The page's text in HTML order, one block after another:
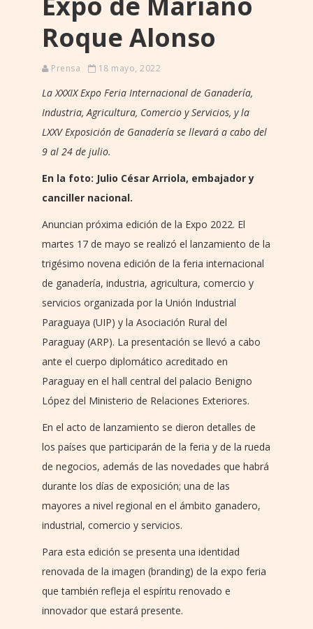
Roque Alonso
Prensa 18 mayo, 2022
La XXXIX Expo Feria Internacional de Ganadería,
Industria, Agricultura, Comercio y Servicios, y la
LXXV Exposición de Ganadería se llevará a cabo del
9 al 24 de julio.
En la foto: Julio César Arriola, embajador y
canciller nacional.
Anuncian próxima edición de la Expo 2022. El
martes 17 de mayo se realizó el lanzamiento de la
trigésimo novena edición de la feria internacional
de ganadería, industria, agricultura, comercio y
servicios organizada por la Unión Industrial
Paraguaya (UIP) y la Asociación Rural del
Paraguay (ARP). La presentación se llevó a cabo
ante el cuerpo diplomático acreditado en
Paraguay en el hall central del palacio Benigno
López del Ministerio de Relaciones Exteriores.
En el acto de lanzamiento se dieron detalles de
los países que participarán de la feria y de la rueda
de negocios, además de las novedades que habrá
durante los días de exposición; una de las
mayores a nivel regional en el ámbito ganadero,
industrial, comercio y servicios.
Para esta edición se presenta una identidad
renovada de la imagen (branding) de la expo feria
que también refleja el espíritu renovado e
innovador que estará presente.